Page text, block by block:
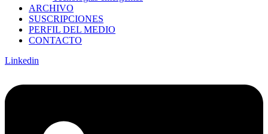
ARCHIVO
SUSCRIPCIONES
PERFIL DEL MEDIO
CONTACTO
Linkedin